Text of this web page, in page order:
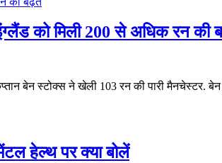
को मिली 200 से अधिक रन की
बेन स्टोक्स ने खेली 103 रन की पारी मैनचेस्टर.
हेल्थ पर क्या बोलें